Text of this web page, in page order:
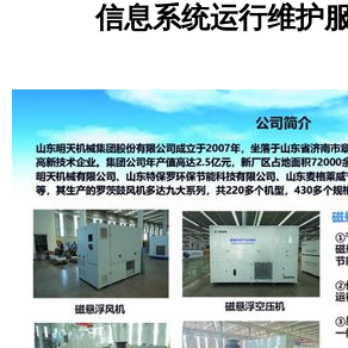
信息系统运行维护